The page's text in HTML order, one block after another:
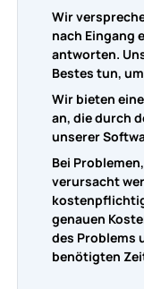
Wir
nach Eingang
antworten.
Bestes tun,
Wir bieten
an, die durch
unserer
Bei
verursacht
genauen
des Problems
benötigten